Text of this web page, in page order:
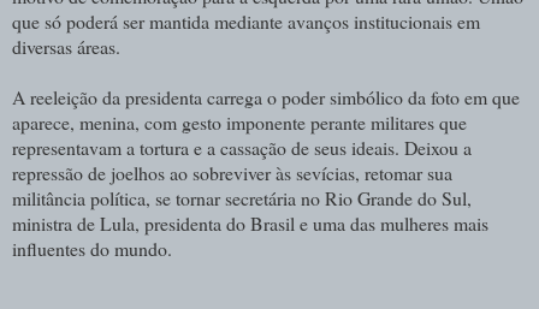
que só poderá ser mantida mediante avanços institucionais em
diversas áreas.
A reeleição da presidenta carrega o poder simbólico da foto em que
aparece, menina, com gesto imponente perante militares que
representavam a tortura e a cassação de seus ideais. Deixou a
repressão de joelhos ao sobreviver às sevícias, retomar sua
militância política, se tornar secretária no Rio Grande do Sul,
ministra de Lula, presidenta do Brasil e uma das mulheres mais
influentes do mundo.